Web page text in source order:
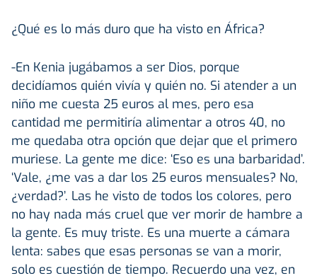
¿Qué es lo más duro que ha visto en África?
-En Kenia jugábamos a ser Dios, porque
decidíamos quién vivía y quién no. Si atender a un
niño me cuesta 25 euros al mes, pero esa
cantidad me permitiría alimentar a otros 40, no
me quedaba otra opción que dejar que el primero
muriese. La gente me dice: ‘Eso es una barbaridad’.
‘Vale, ¿me vas a dar los 25 euros mensuales? No,
¿verdad?’. Las he visto de todos los colores, pero
no hay nada más cruel que ver morir de hambre a
la gente. Es muy triste. Es una muerte a cámara
lenta: sabes que esas personas se van a morir,
solo es cuestión de tiempo. Recuerdo una vez, en